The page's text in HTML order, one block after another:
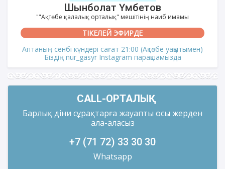
Шынболат Үмбетов
""Ақтөбе қалалық орталық" мешітінің наиб имамы
ТІКЕЛЕЙ ЭФИРДЕ
Аптаның сенбі күндері сағат 21:00 (Ақтөбе уақытымен)
Біздің nur_gasyr Instagram парақшамызда
CALL-ОРТАЛЫҚ
Барлық діни сұрақтарға жауапты осы жерден
ала-аласыз
+7 (71 72) 33 30 30
Whatsapp